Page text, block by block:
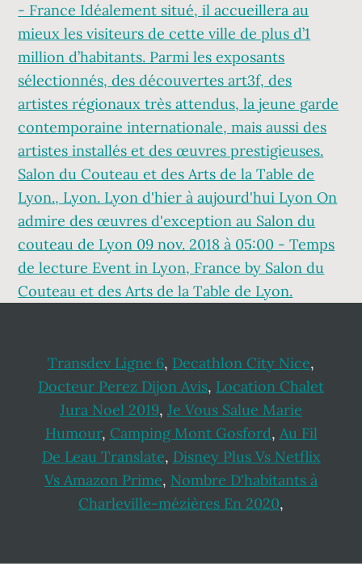
- France Idéalement situé, il accueillera au
mieux les visiteurs de cette ville de plus d’1
million d’habitants. Parmi les exposants
sélectionnés, des découvertes art3f, des
artistes régionaux très attendus, la jeune garde
contemporaine internationale, mais aussi des
artistes installés et des œuvres prestigieuses.
Salon du Couteau et des Arts de la Table de
Lyon., Lyon. Lyon d'hier à aujourd'hui Lyon On
admire des œuvres d'exception au Salon du
couteau de Lyon 09 nov. 2018 à 05:00 - Temps
de lecture Event in Lyon, France by Salon du
Couteau et des Arts de la Table de Lyon.
Transdev Ligne 6, Decathlon City Nice,
Docteur Perez Dijon Avis, Location Chalet
Jura Noel 2019, Je Vous Salue Marie
Humour, Camping Mont Gosford, Au Fil
De Leau Translate, Disney Plus Vs Netflix
Vs Amazon Prime, Nombre D'habitants à
Charleville-mézières En 2020,